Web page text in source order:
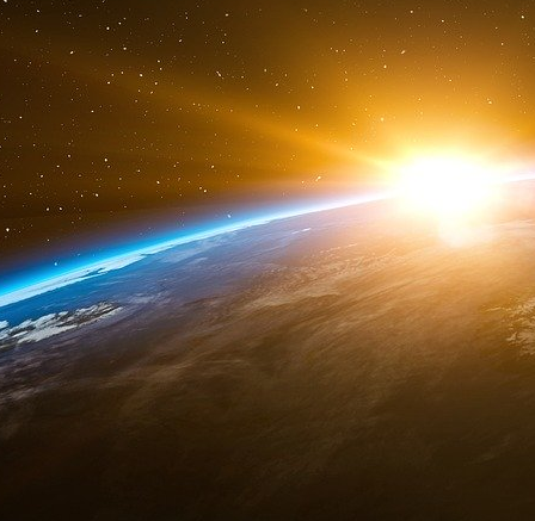
DAVOS - Dans les prochains jours, de haut
la société se rendront à Davos pour le
jours, des discussions, des réunions et des
n’est pas tout : selon le centre érotique Villa-
sont particulièrement demandés pendant la
Notre offre, notre agence de services
escortes, s’adresse à vous, messieurs
enchanteresses, charmantes, intelligentes
importe l’occasion, qu’il s’agisse d’un
magnifique dîner aux chandelles dans un
serez toujours divertis de manière
d’accompagnement parfait. Nos dames
gamme avec une élégance particulièrement
dans toutes les situations imaginables.